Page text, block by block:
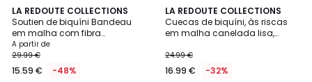
LA REDOUTE COLLECTIONS
Soutien de biquíni Bandeau
em malha com fibra
metalizada
A partir de
29.99 €
15.59 € -48%
5
/
5
2
Cores
LA REDOUTE COLLECTIONS
Cuecas de biquíni, às riscas
em malha canelada lisa,
24.99 €
16.99 € -32%